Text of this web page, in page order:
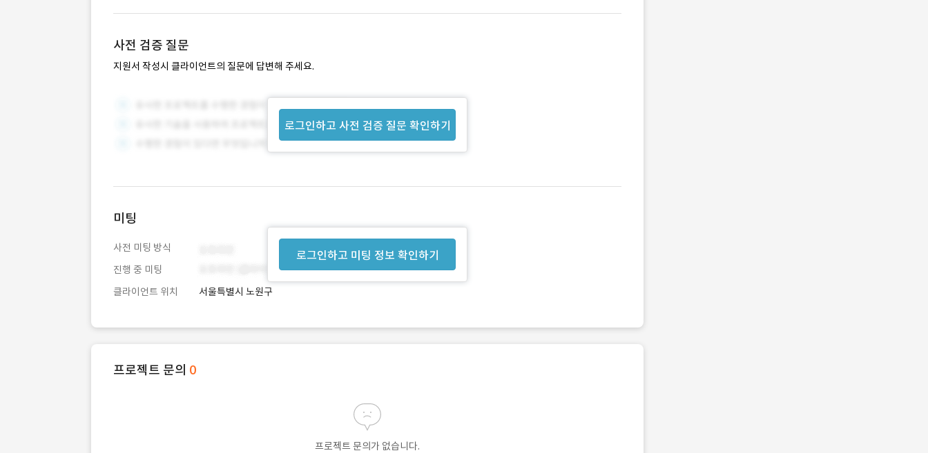
사전 검증 질문
지원서 작성시 클라이언트의 질문에 답변해 주세요.
로그인하고 사전 검증 질문 확인하기
로그인하고 미팅 정보 확인하기
미팅
사전 미팅 방식
진행 중 미팅
클라이언트 위치
서울특별시 노원구
프로젝트 문의 0
프로젝트 문의가 없습니다.